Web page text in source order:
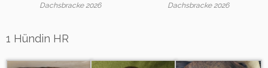
Dachsbracke 2026
Dachsbracke 2026
1 Hündin HR